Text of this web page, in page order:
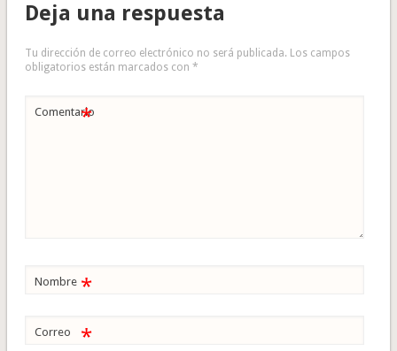
Deja una respuesta
Tu dirección de correo electrónico no será publicada. Los campos
obligatorios están marcados con *
Comentario
*
Nombre *
Correo *